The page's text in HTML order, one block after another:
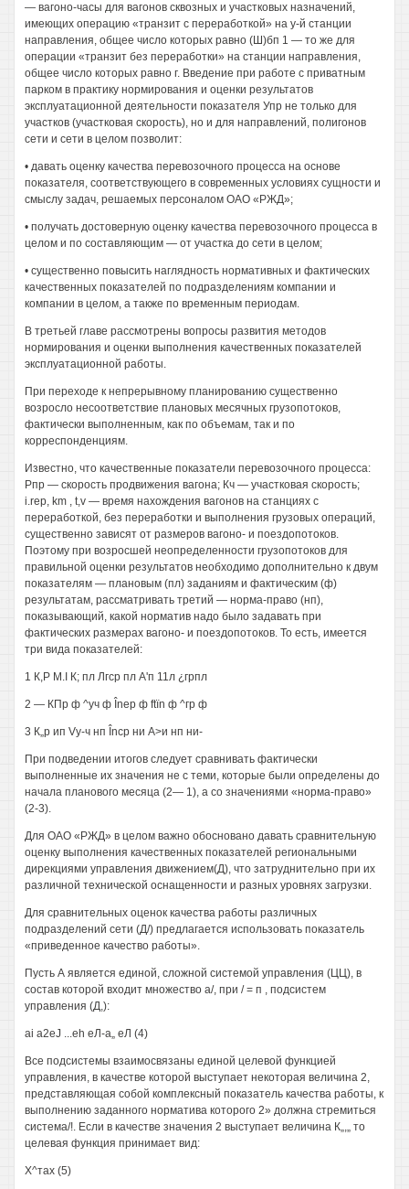
— вагоно-часы для вагонов сквозных и участковых назначений,
имеющих операцию «транзит с переработкой» на у-й станции
направления, общее число которых равно (Ш)бп 1 — то же для
операции «транзит без переработки» на станции направления,
общее число которых равно г. Введение при работе с приватным
парком в практику нормирования и оценки результатов
эксплуатационной деятельности показателя Упр не только для
участков (участковая скорость), но и для направлений, полигонов
сети и сети в целом позволит:
• давать оценку качества перевозочного процесса на основе
показателя, соответствующего в современных условиях сущности и
смыслу задач, решаемых персоналом ОАО «РЖД»;
• получать достоверную оценку качества перевозочного процесса в
целом и по составляющим — от участка до сети в целом;
• существенно повысить наглядность нормативных и фактических
качественных показателей по подразделениям компании и
компании в целом, а также по временным периодам.
В третьей главе рассмотрены вопросы развития методов
нормирования и оценки выполнения качественных показателей
эксплуатационной работы.
При переходе к непрерывному планированию существенно
возросло несоответствие плановых месячных грузопотоков,
фактически выполненным, как по объемам, так и по
корреспонденциям.
Известно, что качественные показатели перевозочного процесса:
Рпр — скорость продвижения вагона; Кч — участковая скорость;
i.rep, km , t,v — время нахождения вагонов на станциях с
переработкой, без переработки и выполнения грузовых операций,
существенно зависят от размеров вагоно- и поездопотоков.
Поэтому при возросшей неопределенности грузопотоков для
правильной оценки результатов необходимо дополнительно к двум
показателям — плановым (пл) заданиям и фактическим (ф)
результатам, рассматривать третий — норма-право (нп),
показывающий, какой норматив надо было задавать при
фактических размерах вагоно- и поездопотоков. То есть, имеется
три вида показателей:
1 К,Р M.I К; пл Лгср пл А'п 11л ¿грпл
2 — КПр ф ^уч ф Înep ф ftïn ф ^гр ф
3 К„р ип Vу-ч нп Încp ни А>и нп ни-
При подведении итогов следует сравнивать фактически
выполненные их значения не с теми, которые были определены до
начала планового месяца (2— 1), а со значениями «норма-право»
(2-3).
Для ОАО «РЖД» в целом важно обосновано давать сравнительную
оценку выполнения качественных показателей региональными
дирекциями управления движением(Д), что затруднительно при их
различной технической оснащенности и разных уровнях загрузки.
Для сравнительных оценок качества работы различных
подразделений сети (Д/) предлагается использовать показатель
«приведенное качество работы».
Пусть А является единой, сложной системой управления (ЦЦ), в
состав которой входит множество а/, при / = п , подсистем
управления (Д,):
ai a2eJ ...eh еЛ-а„ еЛ (4)
Все подсистемы взаимосвязаны единой целевой функцией
управления, в качестве которой выступает некоторая величина 2,
представляющая собой комплексный показатель качества работы, к
выполнению заданного норматива которого 2» должна стремиться
система/!. Если в качестве значения 2 выступает величина К„,„ то
целевая функция принимает вид:
Х^тах (5)